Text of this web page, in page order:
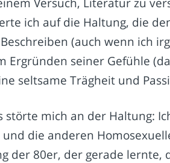
ich auf die Haltung, die
(auch wenn ich
Ergründen seiner Gefühle
seltsame Trägheit und
störte mich an der Haltung:
und die anderen
der 80er, der gerade